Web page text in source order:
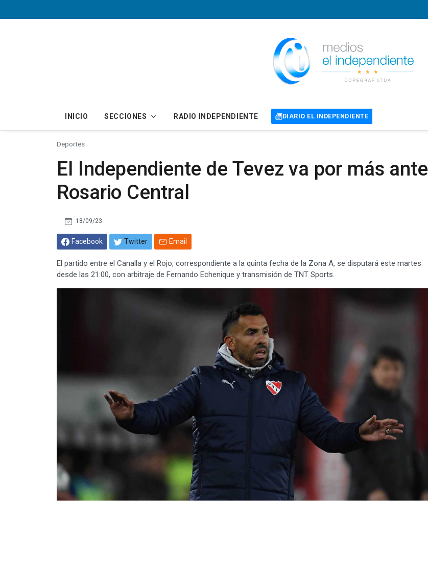
INICIO SECCIONES RADIO INDEPENDIENTE DIARIO EL INDEPENDIENTE
Deportes
El Independiente de Tevez va por más ante
Rosario Central
18/09/23
Facebook Twitter Email
El partido entre el Canalla y el Rojo, correspondiente a la quinta fecha de la Zona A, se disputará este martes
desde las 21:00, con arbitraje de Fernando Echenique y transmisión de TNT Sports.